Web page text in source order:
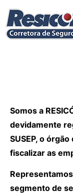
Somos a
devidamente
SUSEP, o
fiscalizar as
segmento de